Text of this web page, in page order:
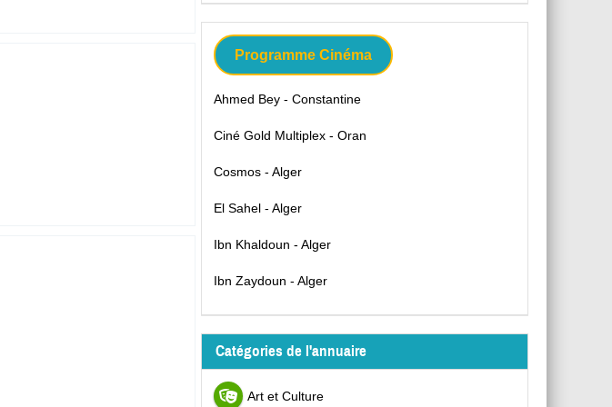
Programme Cinéma
Ahmed Bey - Constantine
Ciné Gold Multiplex - Oran
Cosmos - Alger
El Sahel - Alger
Ibn Khaldoun - Alger
Ibn Zaydoun - Alger
Catégories de l'annuaire
Art et Culture